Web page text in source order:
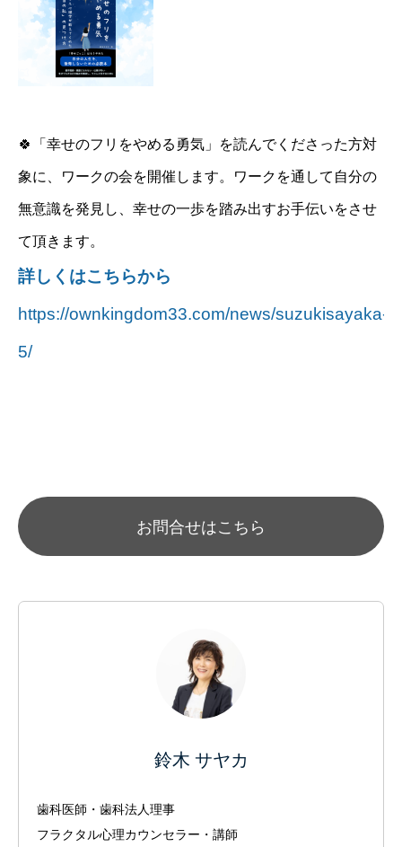
🍀「幸せのフリをやめる勇気」を読んでくださった方対
象に、ワークの会を開催します。ワークを通して自分の
無意識を発見し、幸せの一歩を踏み出すお手伝いをさせ
て頂きます。
詳しくはこちらから
https://ownkingdom33.com/news/suzukisayaka-
5/
お問合せはこちら
鈴木 サヤカ
歯科医師・歯科法人理事
フラクタル心理カウンセラー・講師